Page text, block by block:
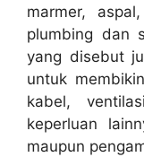
marmer,
plumbing dan
yang disebut
untuk
kabel,
keperluan
maupun